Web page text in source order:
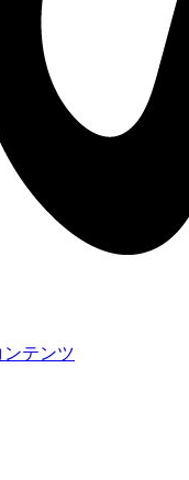
テンツ